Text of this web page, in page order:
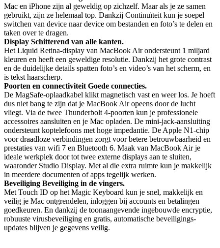
Mac en iPhone zijn al geweldig op zichzelf. Maar als je ze samen
gebruikt, zijn ze helemaal top. Dankzij Continuïteit kun je soepel
switchen van device naar device om bestanden en foto’s te delen en
taken over te dragen.
Display Schitterend van alle kanten.
Het Liquid Retina-display van MacBook Air ondersteunt 1 miljard
kleuren en heeft een geweldige resolutie. Dankzij het grote contrast
en de duidelijke details spatten foto’s en video’s van het scherm, en
is tekst haarscherp.
Poorten en connectiviteit Goede connecties.
De MagSafe-oplaadkabel klikt magnetisch vast en weer los. Je hoeft
dus niet bang te zijn dat je MacBook Air opeens door de lucht
vliegt. Via de twee Thunderbolt 4-poorten kun je professionele
accessoires aansluiten en je Mac opladen. De mini-jack-aansluiting
ondersteunt koptelefoons met hoge impedantie. De Apple N1-chip
voor draadloze verbindingen zorgt voor betere betrouwbaarheid en
prestaties van wifi 7 en Bluetooth 6. Maak van MacBook Air je
ideale werkplek door tot twee externe displays aan te sluiten,
waaronder Studio Display. Met al die extra ruimte kun je makkelijk
in meerdere documenten of apps tegelijk werken.
Beveiliging Beveiliging in de vingers.
Met Touch ID op het Magic Keyboard kun je snel, makkelijk en
veilig je Mac ontgrendelen, inloggen bij accounts en betalingen
goedkeuren. En dankzij de toonaangevende ingebouwde encryptie,
robuuste virus­beveiliging en gratis, automatische beveiligings­
updates blijven je gegevens veilig.